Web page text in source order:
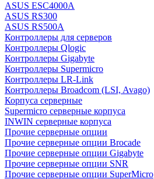
ASUS ESC4000A
ASUS RS300
ASUS RS500A
Контроллеры для серверов
Контроллеры Qlogic
Контроллеры Gigabyte
Контроллеры Supermicro
Контроллеры LR-Link
Контроллеры Broadcom (LSI, Avago)
Корпуса серверные
Supermicro серверные корпуса
INWIN серверные корпуса
Прочие серверные опции
Прочие серверные опции Brocade
Прочие серверные опции Gigabyte
Прочие серверные опции SNR
Прочие серверные опции SuperMicro